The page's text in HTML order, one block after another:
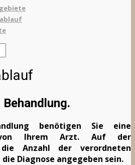
benötigen Sie eine
von Ihrem Arzt. Auf der
Anzahl der verordneten
Diagnose angegeben sein.